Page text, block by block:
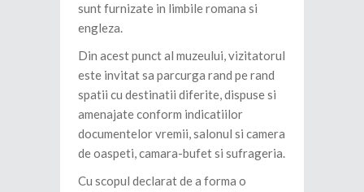
sunt furnizate in limbile romana si
engleza.
Din acest punct al muzeului, vizitatorul
este invitat sa parcurga rand pe rand
spatii cu destinatii diferite, dispuse si
amenajate conform indicatiilor
documentelor vremii, salonul si camera
de oaspeti, camara-bufet si sufrageria.
Cu scopul declarat de a forma o